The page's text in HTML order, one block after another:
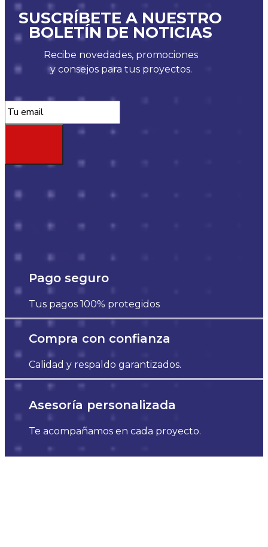
SUSCRÍBETE A NUESTRO
BOLETÍN DE NOTICIAS
Recibe novedades, promociones
y consejos para tus proyectos.
Pago seguro
Tus pagos 100% protegidos
Compra con confianza
Calidad y respaldo garantizados.
Asesoría personalizada
Te acompañamos en cada proyecto.